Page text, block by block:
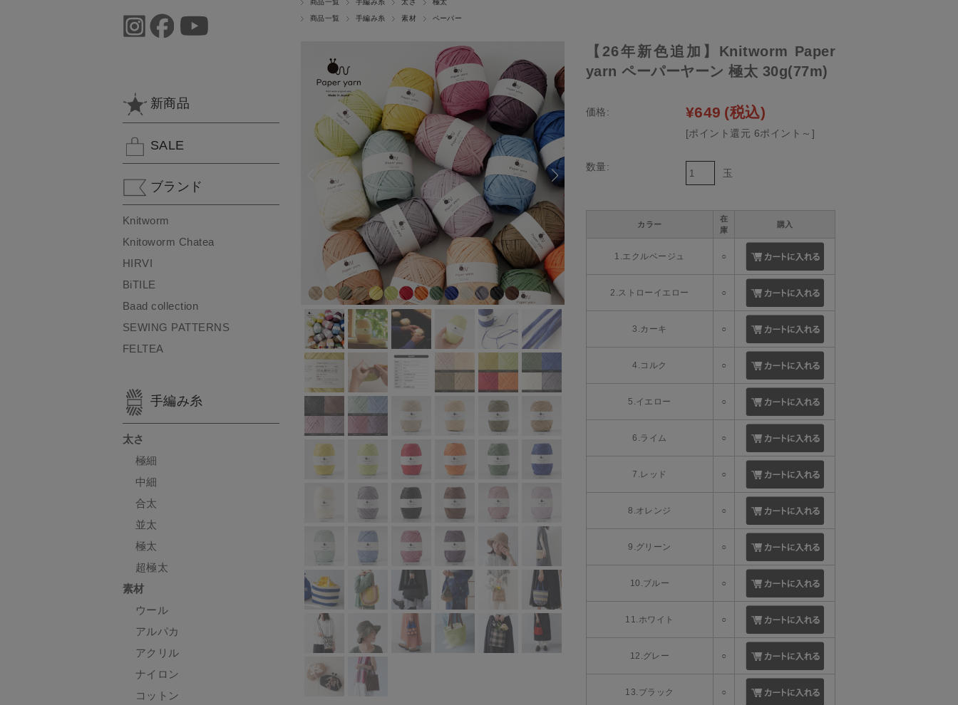
商品一覧 手編み糸 太さ 極太
商品一覧 手編み糸 素材 ペーパー
【26年新色追加】Knitworm Paper
yarn ペーパーヤーン 極太 30g(77m)
価格: ¥649 (税込)
[ポイント還元 6ポイント～]
数量:
玉
カラー
在
庫
購入
1.エクルベージュ ○
2.ストローイエロー ○
3.カーキ ○
4.コルク ○
5.イエロー ○
6.ライム ○
7.レッド ○
8.オレンジ ○
9.グリーン ○
10.ブルー ○
11.ホワイト ○
12.グレー ○
13.ブラック ○
新商品
SALE
ブランド
Knitworm
Knitoworm Chatea
HIRVI
BiTILE
Baad collection
SEWING PATTERNS
FELTEA
手編み糸
太さ
極細
中細
合太
並太
極太
超極太
素材
ウール
アルパカ
アクリル
ナイロン
コットン